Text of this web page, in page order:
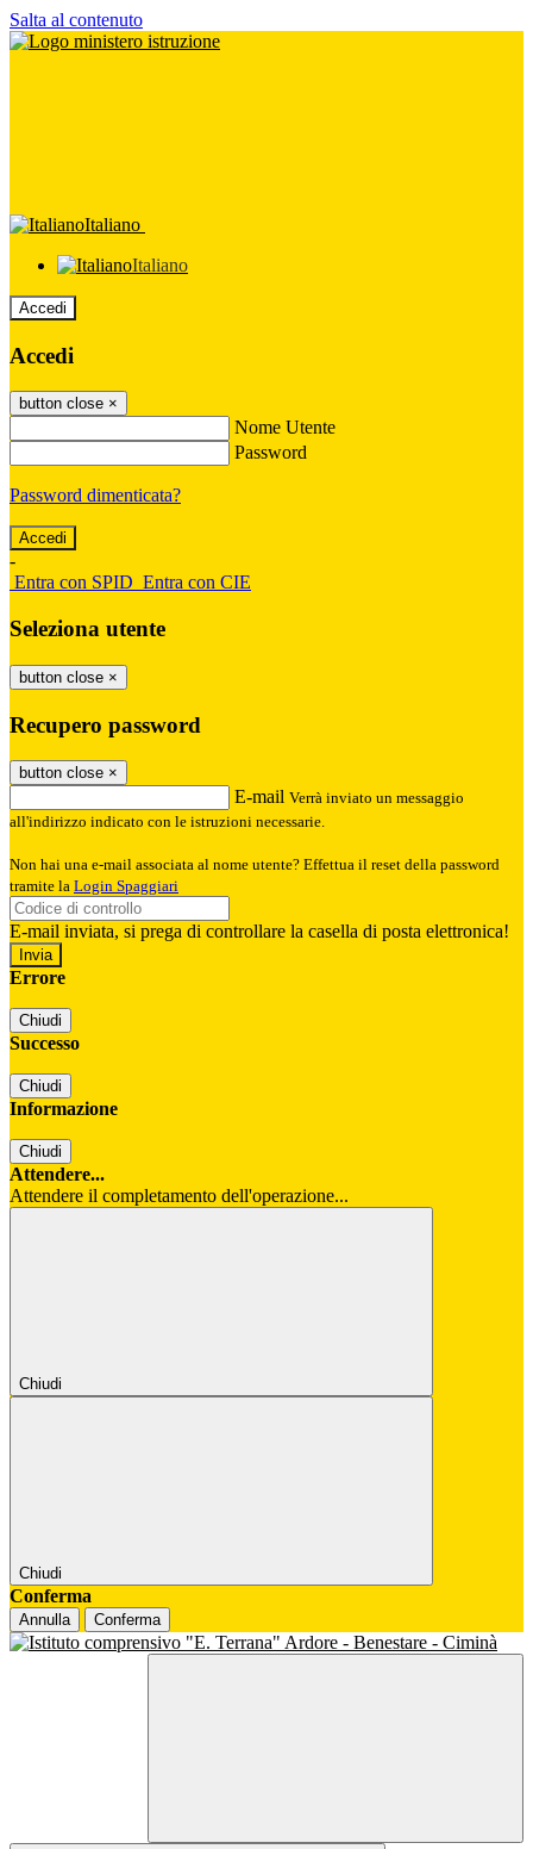
Salta al contenuto
Italiano
Italiano
Accedi
Accedi
button close ×
Nome Utente
Password
Password dimenticata?
-
Entra con SPID Entra con CIE
Seleziona utente
button close ×
Recupero password
button close ×
E-mail Verrà inviato un messaggio
all'indirizzo indicato con le istruzioni necessarie.
Non hai una e-mail associata al nome utente? Effettua il reset della password
tramite la Login Spaggiari
E-mail inviata, si prega di controllare la casella di posta elettronica!
Errore
Chiudi
Successo
Chiudi
Informazione
Chiudi
Attendere...
Attendere il completamento dell'operazione...
Chiudi
Chiudi
Conferma
Annulla Conferma